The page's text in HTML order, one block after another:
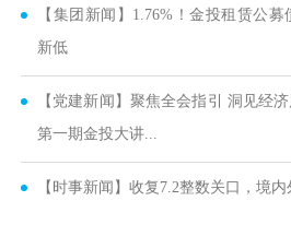
【集团新闻】1.76%！金投租赁公
新低
【党建新闻】聚焦全会指引 洞见经
第一期金投大讲...
【时事新闻】收复7.2整数关口，境